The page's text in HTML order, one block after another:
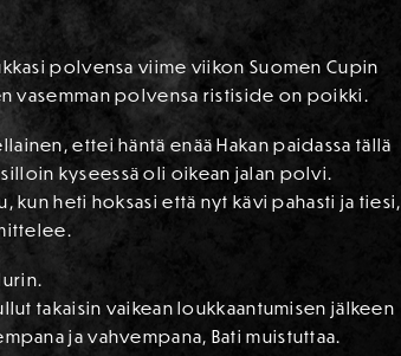
polvensa viime viikon Suomen Cupin
vasemman polvensa ristiside on poikki.
ettei häntä enää Hakan paidassa tällä
kyseessä oli oikean jalan polvi.
kun heti hoksasi että nyt kävi pahasti ja tiesi,
takaisin vaikean loukkaantumisen jälkeen
ja vahvempana, Bati muistuttaa.